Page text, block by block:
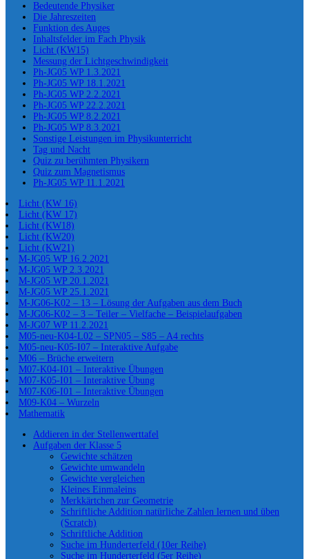
Bedeutende Physiker
Die Jahreszeiten
Funktion des Auges
Inhaltsfelder im Fach Physik
Licht (KW15)
Messung der Lichtgeschwindigkeit
Ph-JG05 WP 1.3.2021
Ph-JG05 WP 18.1.2021
Ph-JG05 WP 2.2.2021
Ph-JG05 WP 22.2.2021
Ph-JG05 WP 8.2.2021
Ph-JG05 WP 8.3.2021
Sonstige Leistungen im Physikunterricht
Tag und Nacht
Quiz zu berühmten Physikern
Quiz zum Magnetismus
Ph-JG05 WP 11.1.2021
Licht (KW 16)
Licht (KW 17)
Licht (KW18)
Licht (KW20)
Licht (KW21)
M-JG05 WP 16.2.2021
M-JG05 WP 2.3.2021
M-JG05 WP 20.1.2021
M-JG05 WP 25.1.2021
M-JG06-K02 – 13 – Lösung der Aufgaben aus dem Buch
M-JG06-K02 – 3 – Teiler – Vielfache – Beispielaufgaben
M-JG07 WP 11.2.2021
M05-neu-K04-L02 – SPN05 – S85 – A4 rechts
M05-neu-K05-I07 – Interaktive Aufgabe
M06 – Brüche erweitern
M07-K04-I01 – Interaktive Übungen
M07-K05-I01 – Interaktive Übung
M07-K06-I01 – Interaktive Übungen
M09-K04 – Wurzeln
Mathematik
Addieren in der Stellenwerttafel
Aufgaben der Klasse 5
Gewichte schätzen
Gewichte umwandeln
Gewichte vergleichen
Kleines Einmaleins
Merkkärtchen zur Geometrie
Schriftliche Addition natürliche Zahlen lernen und üben
(Scratch)
Schriftliche Addition
Suche im Hunderterfeld (10er Reihe)
Suche im Hunderterfeld (5er Reihe)